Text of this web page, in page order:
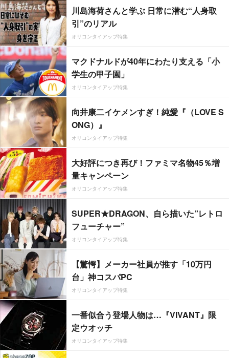
川島海荷さんと学ぶ 日常に潜む“人身取
引”のリアル
オリコンタイアップ特集
マクドナルドが40年にわたり支える「小
学生の甲子園」
オリコンタイアップ特集
向井康二イケメンすぎ！純愛『（LOVE S
ONG）』
オリコンタイアップ特集
大好評につき再び！ファミマ名物45％増
量キャンペーン
オリコンタイアップ特集
SUPER★DRAGON、自ら描いた”レトロ
フューチャー”
オリコンタイアップ特集
【驚愕】メーカー社員が推す「10万円
台」神コスパPC
オリコンタイアップ特集
一番似合う登場人物は…『VIVANT』限
定ウオッチ
オリコンタイアップ特集